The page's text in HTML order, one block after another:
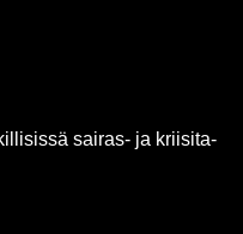
sairas-​ ja krii­si­ta­